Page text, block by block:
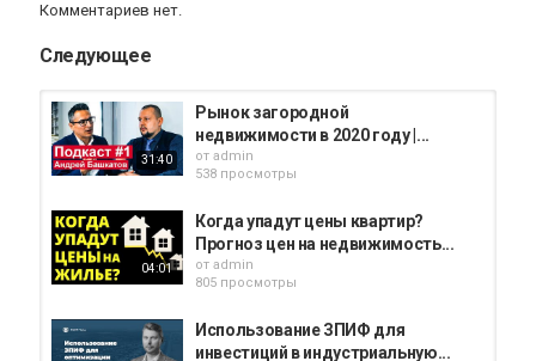
Комментариев нет.
Следующее
31:40
Рынок загородной
недвижимости в 2020 году |...
от admin
538 просмотры
04:01
Когда упадут цены квартир?
Прогноз цен на недвижимость...
от admin
805 просмотры
Использование ЗПИФ для
инвестиций в индустриальную...